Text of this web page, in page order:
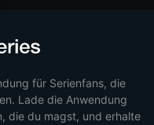
für Serienfans, die
Lade die Anwendung
die du magst, und erhalte